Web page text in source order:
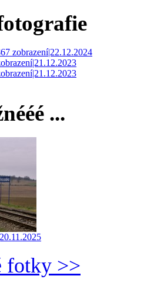
...
fotky >>